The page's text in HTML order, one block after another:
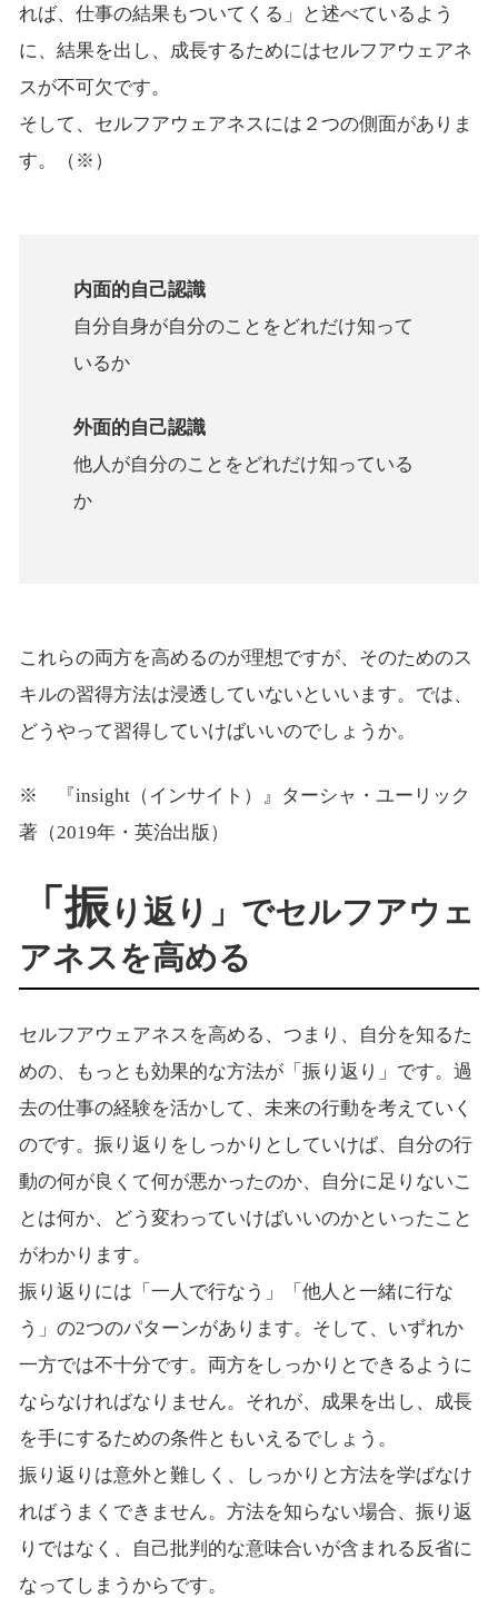
れば、仕事の結果もついてくる」と述べているよう
に、結果を出し、成長するためにはセルフアウェアネ
スが不可欠です。
そして、セルフアウェアネスには２つの側面がありま
す。（※）
内面的自己認識
自分自身が自分のことをどれだけ知って
いるか
外面的自己認識
他人が自分のことをどれだけ知っている
か
これらの両方を高めるのが理想ですが、そのためのス
キルの習得方法は浸透していないといいます。では、
どうやって習得していけばいいのでしょうか。
※ 『insight（インサイト）』ターシャ・ユーリック
著（2019年・英治出版）
「振 り返り」でセルフアウェ
アネスを高める
セルフアウェアネスを高める、つまり、自分を知るた
めの、もっとも効果的な方法が「振り返り」です。過
去の仕事の経験を活かして、未来の行動を考えていく
のです。振り返りをしっかりとしていけば、自分の行
動の何が良くて何が悪かったのか、自分に足りないこ
とは何か、どう変わっていけばいいのかといったこと
がわかります。
振り返りには「一人で行なう」「他人と一緒に行な
う」の2つのパターンがあります。そして、いずれか
一方では不十分です。両方をしっかりとできるように
ならなければなりません。それが、成果を出し、成長
を手にするための条件ともいえるでしょう。
振り返りは意外と難しく、しっかりと方法を学ばなけ
ればうまくできません。方法を知らない場合、振り返
りではなく、自己批判的な意味合いが含まれる反省に
なってしまうからです。